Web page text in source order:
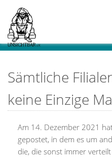
Sämtliche
keine Einzige
Am 14. Dezember 2021
gepostet, in dem es um
die, die sonst immer